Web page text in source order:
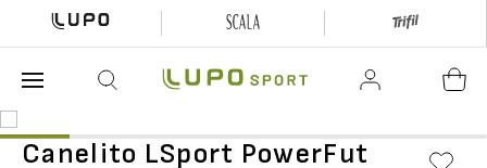
Canelito LSport PowerFut